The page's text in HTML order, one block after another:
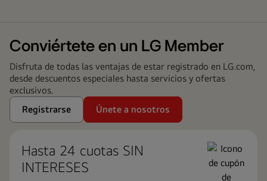
Conviértete en un LG Member
Disfruta de todas las ventajas de estar registrado en LG.com,
desde descuentos especiales hasta servicios y ofertas
exclusivos.
Registrarse
Únete a nosotros
Hasta 24 cuotas ​SIN
INTERESES